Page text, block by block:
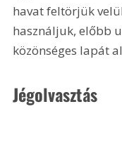
havat feltörjük
használjuk, előbb
közönséges lapát
Jégolvasztás